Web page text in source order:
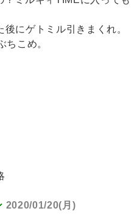
にゲトミル引きまくれ。
ちこめ。
2020/01/20(月)